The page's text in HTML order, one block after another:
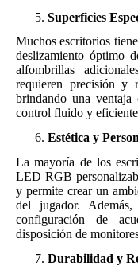
Superficies
Muchos escritorios
deslizamiento óptimo
alfombrillas
requieren precisión y
brindando una
control fluido y
Estética y
La mayoría de los
LED RGB
y permite crear un
del jugador.
configuración de
disposición de
Durabilidad y